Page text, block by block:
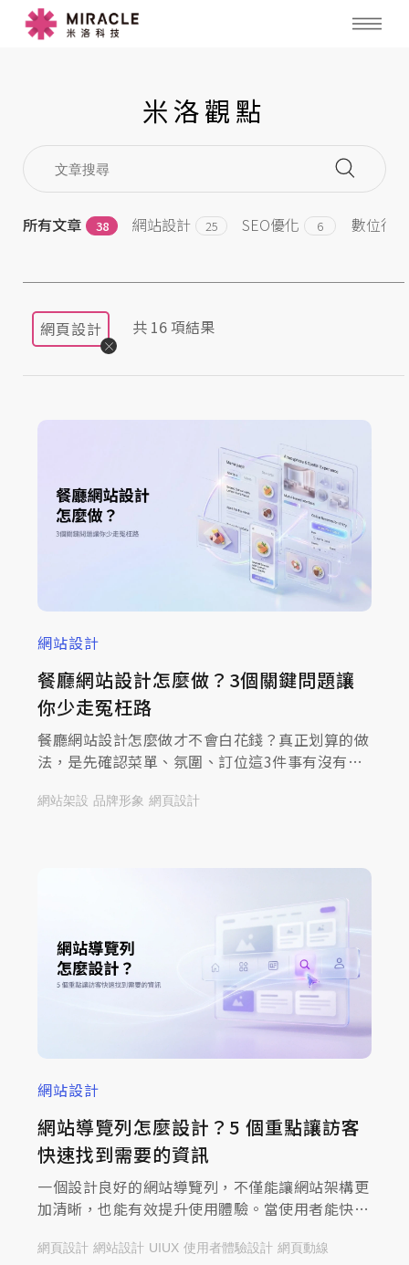
米洛觀點
所有文章 38 網站設計 25 SEO優化 6 數位行銷
網頁設計 共 16項結果
網站設計
餐廳網站設計怎麼做？3個關鍵問題讓
你少走冤枉路
餐廳網站設計怎麼做才不會白花錢？真正划算的做
法，是先確認菜單、氛圍、訂位這3件事有沒有讓
客人！接下來，我們從以下3個層面出發，一起來
網站架設 品牌形象 網頁設計
網站設計
網站導覽列怎麼設計？5 個重點讓訪客
快速找到需要的資訊
一個設計良好的網站導覽列，不僅能讓網站架構更
加清晰，也能有效提升使用體驗。當使用者能快速
高，進而降低跳出率，增加詢問、購買或轉換的機
網頁設計 網站設計 UIUX 使用者體驗設計 網頁動線